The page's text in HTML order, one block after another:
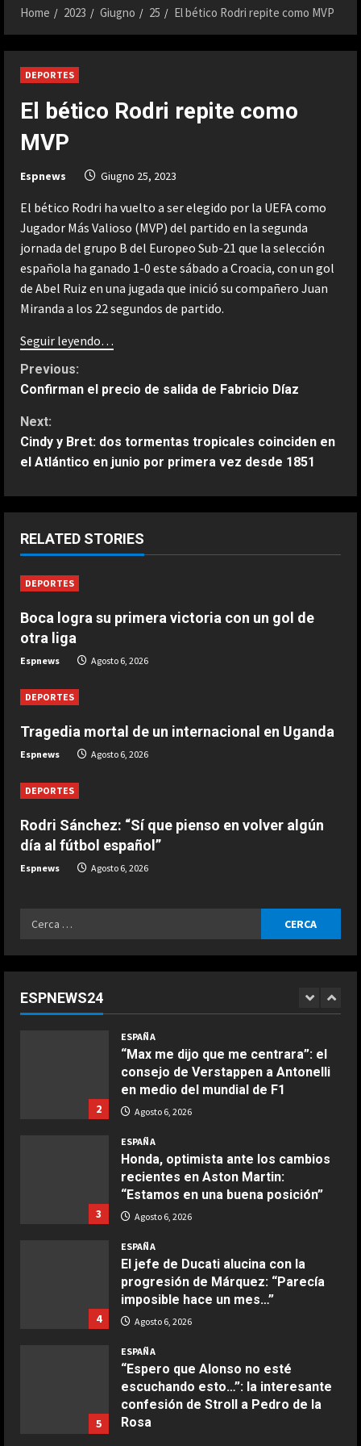
Home 2023 Giugno 25 El bético Rodri repite como MVP
DEPORTES
El bético Rodri repite como
MVP
Espnews Giugno 25, 2023
El bético Rodri ha vuelto a ser elegido por la UEFA como
Jugador Más Valioso (MVP) del partido en la segunda
jornada del grupo B del Europeo Sub-21 que la selección
española ha ganado 1-0 este sábado a Croacia, con un gol
de Abel Ruiz en una jugada que inició su compañero Juan
Miranda a los 22 segundos de partido.
Seguir leyendo…
C
n
i
n
u
e
R
a
d
i
n
g
Previous:
Confirman el precio de salida de Fabricio Díaz
Next:
Cindy y Bret: dos tormentas tropicales coinciden en
el Atlántico en junio por primera vez desde 1851
RELATED STORIES
DEPORTES
Boca logra su primera victoria con un gol de
otra liga
Espnews Agosto 6, 2026
DEPORTES
Tragedia mortal de un internacional en Uganda
Espnews Agosto 6, 2026
DEPORTES
Rodri Sánchez: “Sí que pienso en volver algún
día al fútbol español”
Espnews Agosto 6, 2026
Ricerca
ESPNEWS24
ESPAÑA
“Max me dijo que me centrara”: el
consejo de Verstappen a Antonelli
ESPAÑA
“Estamos en una buena posición”
El jefe de Ducati alucina con la
progresión de Márquez: “Parecía
ESPAÑA
“Espero que Alonso no esté
escuchando esto…”: la interesante
1
2
ESPAÑA
“Max me dijo que me centrara”: el
consejo de Verstappen a Antonelli
en medio del mundial de F1
Agosto 6, 2026
3
ESPAÑA
Honda, optimista ante los cambios
recientes en Aston Martin:
“Estamos en una buena posición”
Agosto 6, 2026
4
ESPAÑA
El jefe de Ducati alucina con la
progresión de Márquez: “Parecía
imposible hace un mes…”
Agosto 6, 2026
5
ESPAÑA
“Espero que Alonso no esté
escuchando esto…”: la interesante
confesión de Stroll a Pedro de la
Rosa
Ensalada de espinacas deliciosa
Maggio 28, 2026
COCINA
Boquerones fritos en freidora de
aire
Aprile 24, 2026
Buñuelos de alcachofas
Aprile 5, 2026
Ternera guisada con senderuelas
Marzo 20, 2026